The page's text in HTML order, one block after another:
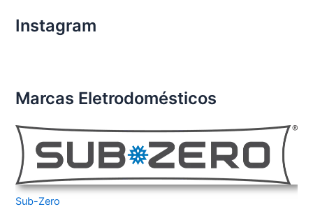
Instagram
Marcas Eletrodomésticos
Sub-Zero